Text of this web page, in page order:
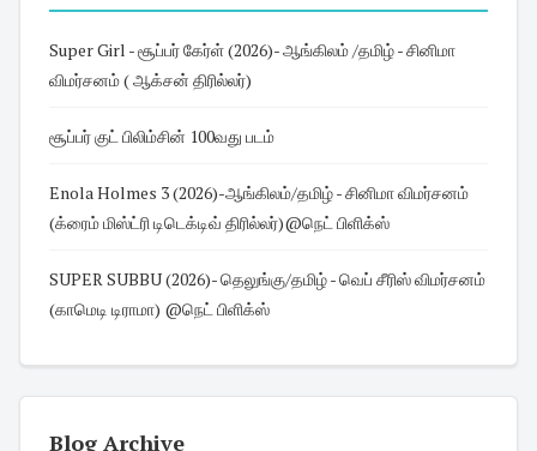
Super Girl - சூப்பர் கேர்ள் (2026)- ஆங்கிலம் /தமிழ் - சினிமா
விமர்சனம் ( ஆக்சன் திரில்லர்)
சூப்பர் குட் பிலிம்சின் 100வது படம்
Enola Holmes 3 (2026)-ஆங்கிலம்/தமிழ் - சினிமா விமர்சனம்
(க்ரைம் மிஸ்ட்ரி டிடெக்டிவ் திரில்லர்)@நெட் பிளிக்ஸ்
SUPER SUBBU (2026)- தெலுங்கு/தமிழ் - வெப் சீரிஸ் விமர்சனம்
(காமெடி டிராமா) @நெட் பிளிக்ஸ்
Blog Archive